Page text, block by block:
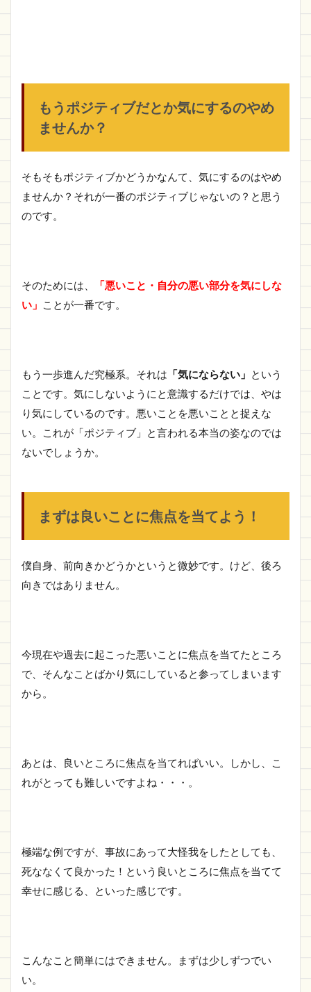
もうポジティブだとか気にするのやめ
ませんか？
そもそもポジティブかどうかなんて、気にするのはやめ
ませんか？それが一番のポジティブじゃないの？と思う
のです。
そのためには、
「悪いこと・自分の悪い部分を気にしな
い」 ことが一番です。
もう一歩進んだ究極系。それは 「気にならない」 という
ことです。気にしないようにと意識するだけでは、やは
り気にしているのです。悪いことを悪いことと捉えな
い。これが「ポジティブ」と言われる本当の姿なのでは
ないでしょうか。
まずは良いことに焦点を当てよう！
僕自身、前向きかどうかというと微妙です。けど、後ろ
向きではありません。
今現在や過去に起こった悪いことに焦点を当てたところ
で、そんなことばかり気にしていると参ってしまいます
から。
あとは、良いところに焦点を当てればいい。しかし、こ
れがとっても難しいですよね・・・。
極端な例ですが、事故にあって大怪我をしたとしても、
死ななくて良かった！という良いところに焦点を当てて
幸せに感じる、といった感じです。
こんなこと簡単にはできません。まずは少しずつでい
い。